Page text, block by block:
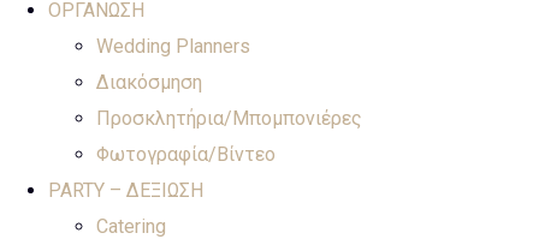
ΟΡΓΑΝΩΣΗ
Wedding Planners
Διακόσμηση
Προσκλητήρια/Μπομπονιέρες
Φωτογραφία/Βίντεο
PARTY – ΔΕΞΙΩΣΗ
Catering